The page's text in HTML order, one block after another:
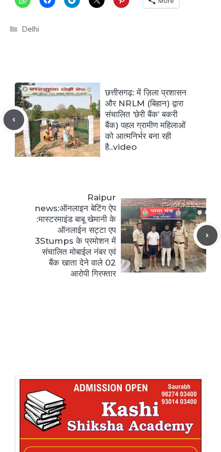
Categories
Delhi
छत्तीसगढ़: में ज़िला प्रशासन
और NRLM (बिहान) द्वारा
संचालित ‘छेरी बैंक’ बकरी
बैंक) पहल ग्रामीण महिलाओं
को आत्मनिर्भर बना रही
है..video
Raipur
news:ऑनलाइन बेटिंग ऐप
:मास्टरमाइंड बाबू खेमानी के
ऑनलाईन सट्टा एप
3Stumps के प्रमोशन में
संचालित मोबाईल नंबर एवं
बैंक खाता देने वाले 02
आरोपी गिरफ्तार